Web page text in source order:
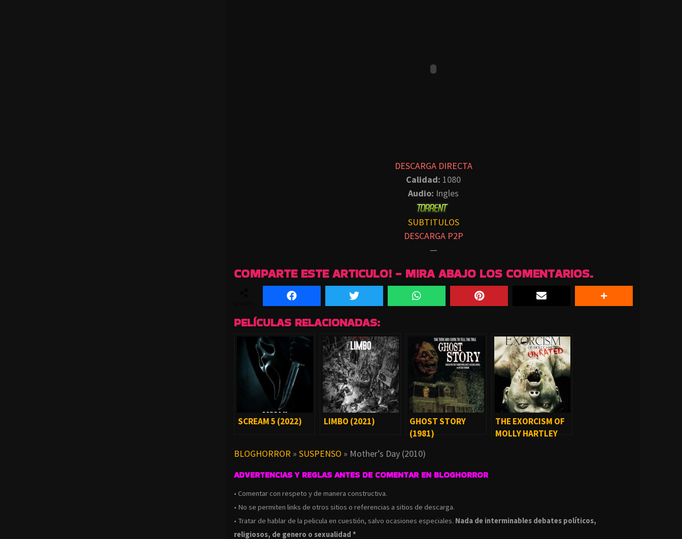
DESCARGA DIRECTA
Calidad: 1080
Audio: Ingles
SUBTITULOS
DESCARGA P2P
—
COMPARTE ESTE ARTICULO! - MIRA ABAJO LOS COMENTARIOS.
PELÍCULAS RELACIONADAS:
SCREAM 5 (2022) LIMBO (2021)
GHOST STORY
(1981)
THE EXORCISM OF
MOLLY HARTLEY
BLOGHORROR » SUSPENSO » Mother’s Day (2010)
ADVERTENCIAS Y REGLAS ANTES DE COMENTAR EN BLOGHORROR
• Comentar con respeto y de manera constructiva.
• No se permiten links de otros sitios o referencias a sitios de descarga.
• Tratar de hablar de la pelicula en cuestión, salvo ocasiones especiales. Nada de interminables debates políticos,
religiosos, de genero o sexualidad *